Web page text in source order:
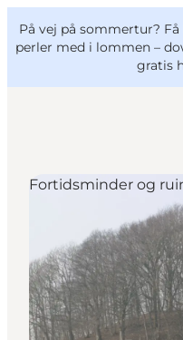
På vej på sommertur?
perler med i lommen –
gratis
Mad og drikke
Overnatning
Book lokale
VisitFyn
Deutsch
Fortidsminder og